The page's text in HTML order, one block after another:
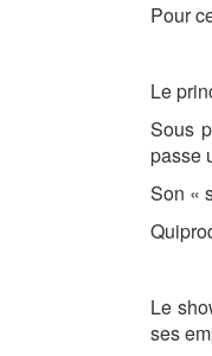
Pour
Le
Sous
passe
Son «
Le
ses